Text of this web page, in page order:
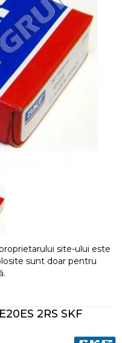
site-ului este
sunt doar pentru
2RS SKF